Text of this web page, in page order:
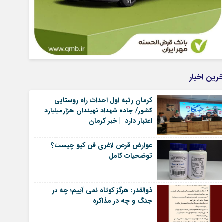
اخبار
کرمان رتبه اول احداث راه روستایی
کشور/ جاده شهداد نهبندان هزارمیلیارد
اعتبار دارد | خبر کرمان
عوارض قرص لاغری فن کیو چیست؟
توضحیات کامل
ذوالقدر: هرگز کوتاه نمی آییم؛ چه در
جنگ و چه در مذاکره